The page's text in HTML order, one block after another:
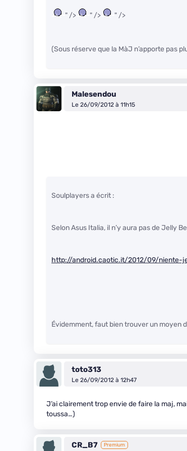
" /> " /> " />
(Sous réserve que la MàJ n’apporte pas
Malesendou
Le 26/09/2012 à 11h15
Soulplayers a écrit :
Selon Asus Italia, il n’y aura pas de Jelly
http://android.caotic.it/2012/09/niente-
Évidemment, faut bien trouver un moyen
toto313
Le 26/09/2012 à 12h47
J’ai clairement trop envie de faire la maj,
toussa…)
CR_B7 Premium